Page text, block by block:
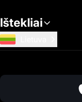
Ištekliai